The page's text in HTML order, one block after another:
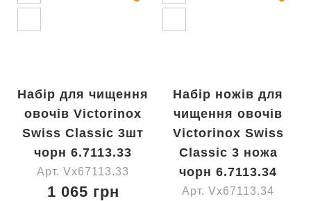
Набір для чищення
овочів Victorinox
Swiss Classic 3шт
чорн 6.7113.33
Арт. Vx67113.33
1 065 грн
Набір ножів для
чищення овочів
Victorinox Swiss
Classic 3 ножа
чорн 6.7113.34
Арт. Vx67113.34